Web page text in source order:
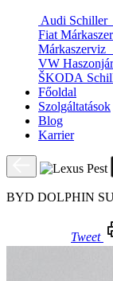
Audi Schiller
Fiat
Márkaszerviz
VW
ŠKODA
Főoldal
Szolgáltatások
Blog
Karrier
BYD DOLPHIN
Tweet